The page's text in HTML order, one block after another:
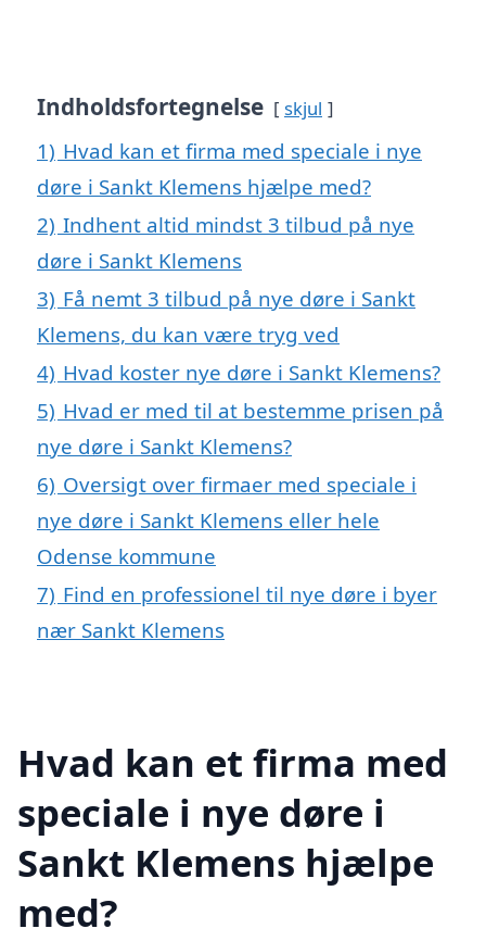
Indholdsfortegnelse skjul
1) Hvad kan et firma med speciale i nye
døre i Sankt Klemens hjælpe med?
2) Indhent altid mindst 3 tilbud på nye
døre i Sankt Klemens
3) Få nemt 3 tilbud på nye døre i Sankt
Klemens, du kan være tryg ved
4) Hvad koster nye døre i Sankt Klemens?
5) Hvad er med til at bestemme prisen på
nye døre i Sankt Klemens?
6) Oversigt over firmaer med speciale i
nye døre i Sankt Klemens eller hele
Odense kommune
7) Find en professionel til nye døre i byer
nær Sankt Klemens
Hvad kan et firma med
speciale i nye døre i
Sankt Klemens hjælpe
med?